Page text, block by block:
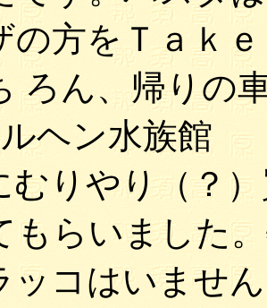
の方をＴａｋ
ろん、帰りの
ヘン水族館
りやり（？
もらいました
ッコはいませ